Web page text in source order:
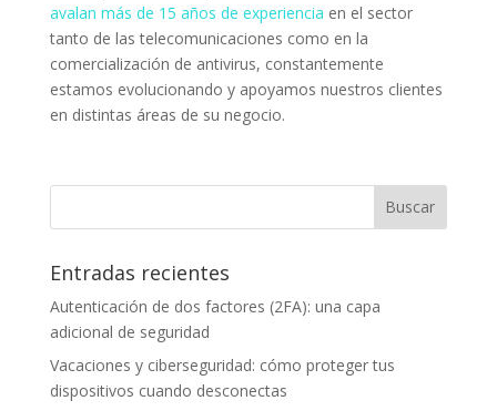
avalan más de 15 años de experiencia en el sector
tanto de las telecomunicaciones como en la
comercialización de antivirus, constantemente
estamos evolucionando y apoyamos nuestros clientes
en distintas áreas de su negocio.
Entradas recientes
Autenticación de dos factores (2FA): una capa
adicional de seguridad
Vacaciones y ciberseguridad: cómo proteger tus
dispositivos cuando desconectas